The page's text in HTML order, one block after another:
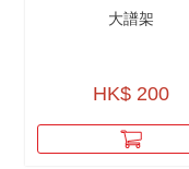
大譜架
HK$ 200